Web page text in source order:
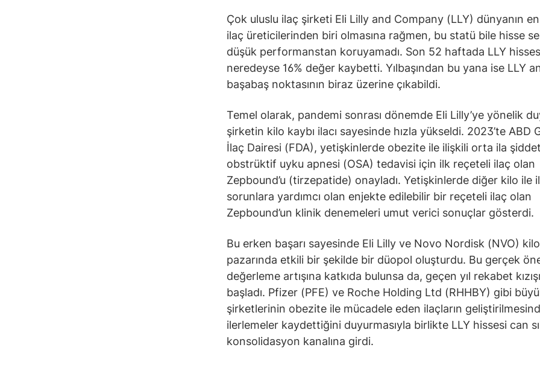
Çok uluslu ilaç şirketi Eli Lilly and Company (LLY) dünyanın
ilaç üreticilerinden biri olmasına rağmen, bu statü bile hisse
düşük performanstan koruyamadı. Son 52 haftada LLY
neredeyse 16% değer kaybetti. Yılbaşından bu yana ise LLY
başabaş noktasının biraz üzerine çıkabildi.
Temel olarak, pandemi sonrası dönemde Eli Lilly’ye yönelik
şirketin kilo kaybı ilacı sayesinde hızla yükseldi. 2023’te ABD
İlaç Dairesi (FDA), yetişkinlerde obezite ile ilişkili orta ila
obstrüktif uyku apnesi (OSA) tedavisi için ilk reçeteli ilaç olan
Zepbound’u (tirzepatide) onayladı. Yetişkinlerde diğer kilo ile
sorunlara yardımcı olan enjekte edilebilir bir reçeteli ilaç olan
Zepbound’un klinik denemeleri umut verici sonuçlar gösterdi.
Bu erken başarı sayesinde Eli Lilly ve Novo Nordisk (NVO) kilo
pazarında etkili bir şekilde bir düopol oluşturdu. Bu gerçek
değerleme artışına katkıda bulunsa da, geçen yıl rekabet
başladı. Pfizer (PFE) ve Roche Holding Ltd (RHHBY) gibi
şirketlerinin obezite ile mücadele eden ilaçların
ilerlemeler kaydettiğini duyurmasıyla birlikte LLY hissesi can
konsolidasyon kanalına girdi.